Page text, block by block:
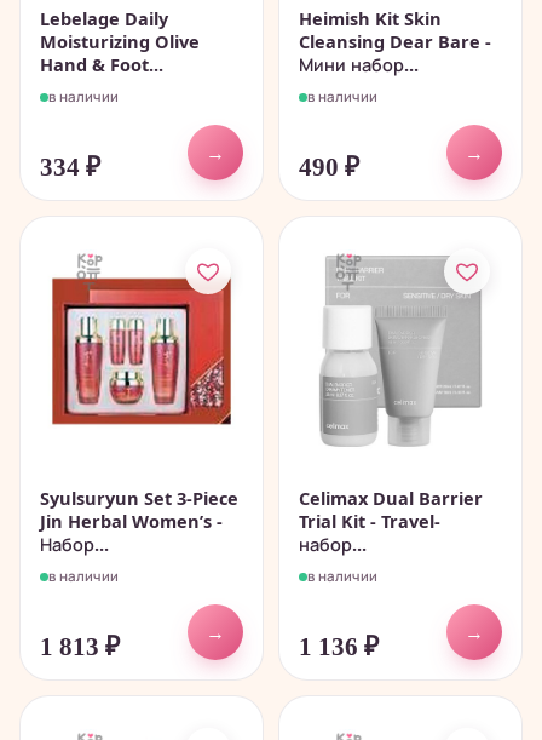
Lebelage Daily
Moisturizing Olive
Hand & Foot...
в наличии
334 ₽
→
Heimish Kit Skin
Cleansing Dear Bare -
Мини набор...
в наличии
490 ₽
→
Syulsuryun Set 3-Piece
Jin Herbal Women’s -
Набор...
в наличии
1 813 ₽
→
Celimax Dual Barrier
Trial Kit - Travel-
набор...
в наличии
1 136 ₽
→